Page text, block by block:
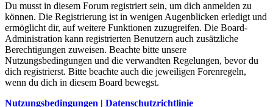
Du musst in diesem Forum registriert sein, um dich anmelden zu
können. Die Registrierung ist in wenigen Augenblicken erledigt und
ermöglicht dir, auf weitere Funktionen zuzugreifen. Die Board-
Administration kann registrierten Benutzern auch zusätzliche
Berechtigungen zuweisen. Beachte bitte unsere
Nutzungsbedingungen und die verwandten Regelungen, bevor du
dich registrierst. Bitte beachte auch die jeweiligen Forenregeln,
wenn du dich in diesem Board bewegst.
Nutzungsbedingungen | Datenschutzrichtlinie